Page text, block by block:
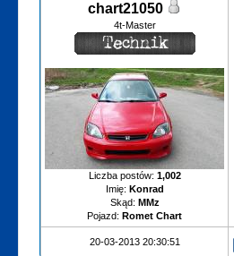
chart21050
4t-Master
Liczba postów: 1,002
Imię: Konrad
Skąd: MMz
Pojazd: Romet Chart
20-03-2013 20:30:51